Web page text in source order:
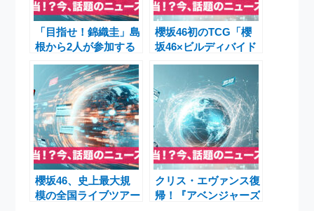
「目指せ！錦織圭」島
根から2人が参加する
ジェクト
櫻坂46初のTCG「櫻
坂46×ビルディバイド
表＆カード画像公開の
最新情報
櫻坂46、史上最大規
模の全国ライブツアー
クリス・エヴァンス復
帰！『アベンジャーズ